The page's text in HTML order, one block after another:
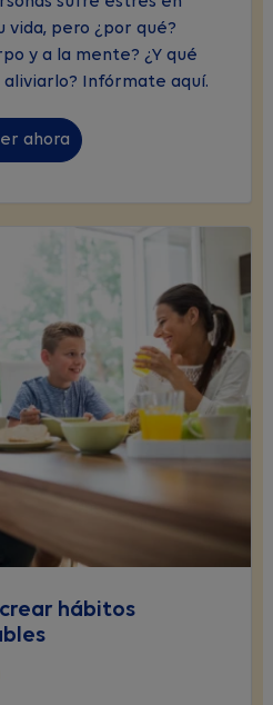
vida, pero ¿por qué?
y a la mente? ¿Y qué
Infórmate aquí.
ahora
hábitos